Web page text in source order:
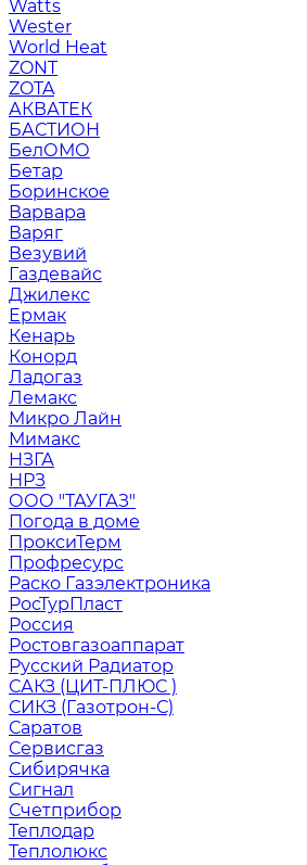
Watts
Wester
World Heat
ZONT
ZOTA
АКВАТЕК
БАСТИОН
БелОМО
Бетар
Боринское
Варвара
Варяг
Везувий
Газдевайс
Джилекс
Ермак
Кенарь
Конорд
Ладогаз
Лемакс
Микро Лайн
Мимакс
НЗГА
НРЗ
ООО "ТАУГАЗ"
Погода в доме
ПроксиТерм
Профресурс
Раско Газэлектроника
РосТурПласт
Россия
Ростовгазоаппарат
Русский Радиатор
САКЗ (ЦИТ-ПЛЮС )
СИКЗ (Газотрон-С)
Саратов
Сервисгаз
Сибирячка
Сигнал
Счетприбор
Теплодар
Теплолюкс